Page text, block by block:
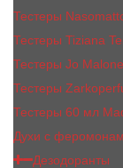
Тестеры
Тестеры Tiziana
Тестеры Jо Malоnе
Тестеры
Тестеры 60 мл
Духи с
Дезодоранты